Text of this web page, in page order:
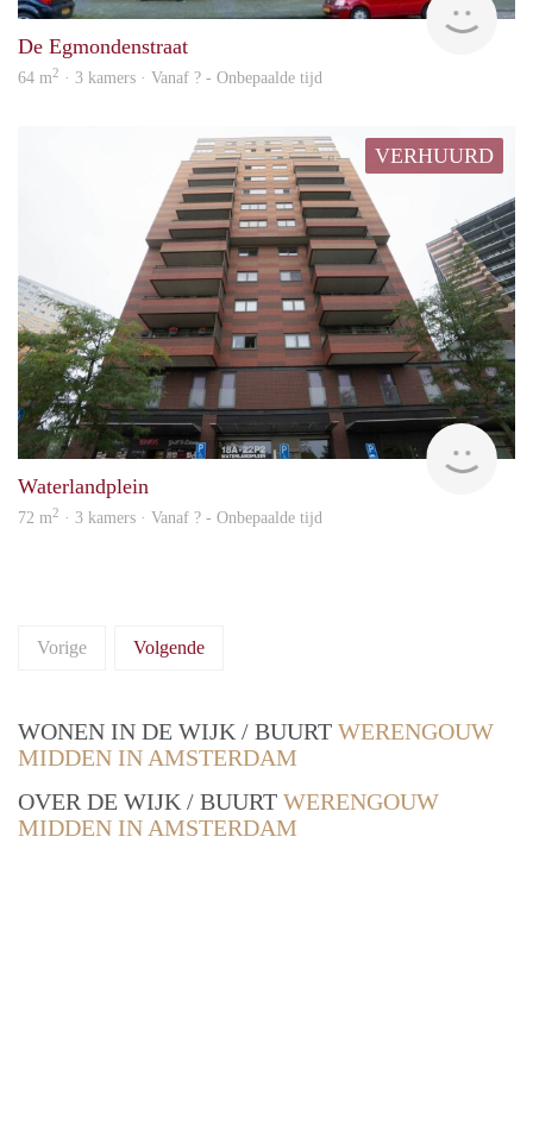
De Egmondenstraat
64 m2 · 3 kamers · Vanaf ? - Onbepaalde tijd
VERHUURD
Waterlandplein
72 m2 · 3 kamers · Vanaf ? - Onbepaalde tijd
Vorige Volgende
WONEN IN DE WIJK / BUURT WERENGOUW
MIDDEN IN AMSTERDAM
OVER DE WIJK / BUURT WERENGOUW
MIDDEN IN AMSTERDAM